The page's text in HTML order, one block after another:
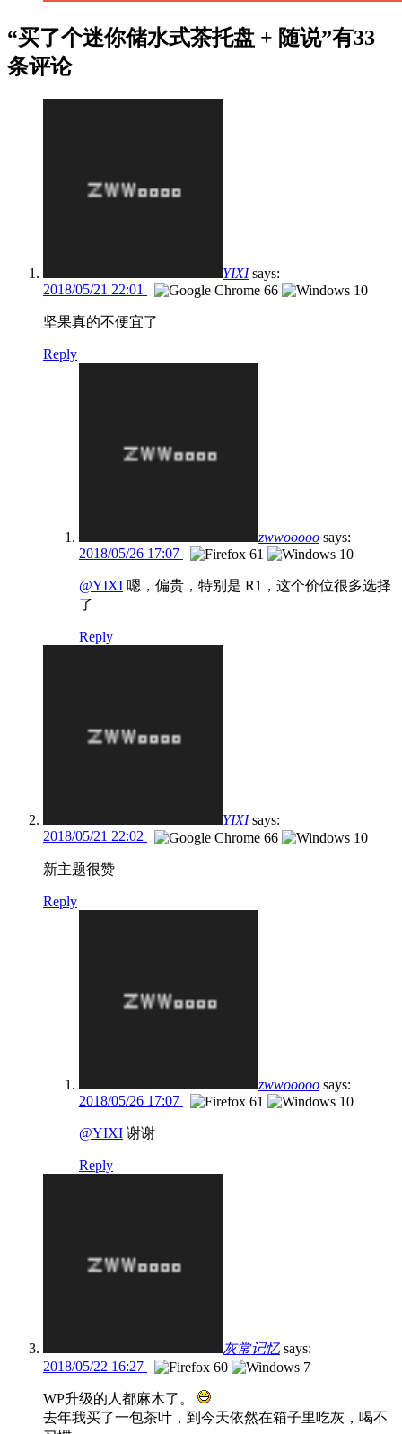
“买了个迷你储水式茶托盘 + 随说”有33
条评论
YIXI says:
2018/05/21 22:01
坚果真的不便宜了
Reply
zwwooooo says:
2018/05/26 17:07
@YIXI 嗯，偏贵，特别是 R1，这个价位很多选择
了
Reply
YIXI says:
2018/05/21 22:02
新主题很赞
Reply
zwwooooo says:
2018/05/26 17:07
@YIXI 谢谢
Reply
灰常记忆 says:
2018/05/22 16:27
WP升级的人都麻木了。
去年我买了一包茶叶，到今天依然在箱子里吃灰，喝不